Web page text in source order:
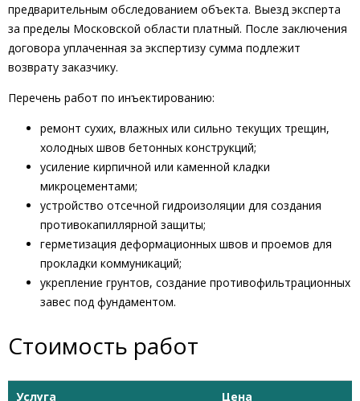
предварительным обследованием объекта. Выезд эксперта
за пределы Московской области платный. После заключения
договора уплаченная за экспертизу сумма подлежит
возврату заказчику.
Перечень работ по инъектированию:
ремонт сухих, влажных или сильно текущих трещин,
холодных швов бетонных конструкций;
усиление кирпичной или каменной кладки
микроцементами;
устройство отсечной гидроизоляции для создания
противокапиллярной защиты;
герметизация деформационных швов и проемов для
прокладки коммуникаций;
укрепление грунтов, создание противофильтрационных
завес под фундаментом.
Стоимость работ
Услуга Цена